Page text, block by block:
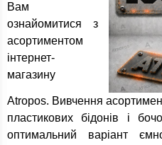
Вам
ознайомитися з
асортиментом
інтернет-
магазину
Atropos. Вивчення
пластикових бідонів і
оптимальний варіант